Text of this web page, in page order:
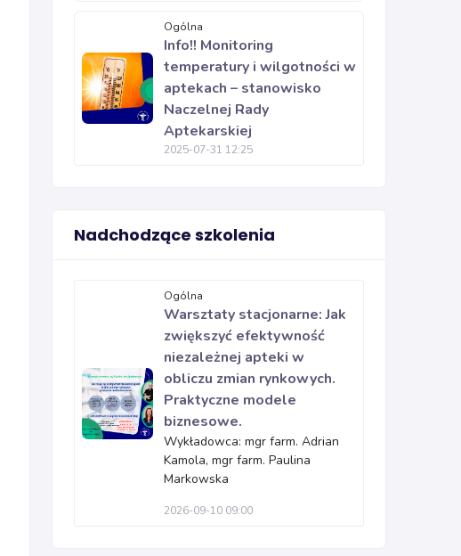
Ogólna
Info!! Monitoring
temperatury i wilgotności w
aptekach – stanowisko
Naczelnej Rady
Aptekarskiej
2025-07-31 12:25
Nadchodzące szkolenia
Ogólna
Warsztaty stacjonarne: Jak
zwiększyć efektywność
niezależnej apteki w
obliczu zmian rynkowych.
Praktyczne modele
biznesowe.
Wykładowca: mgr farm. Adrian
Kamola, mgr farm. Paulina
Markowska
2026-09-10 09:00